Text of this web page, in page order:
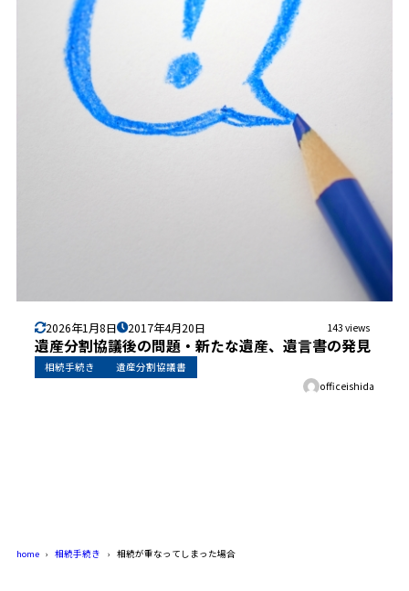
2026年1月8日 2017年4月20日 143 views
遺産分割協議後の問題・新たな遺産、遺言書の発見
相続手続き
遺産分割協議書
officeishida
home 相続手続き 相続が重なってしまった場合